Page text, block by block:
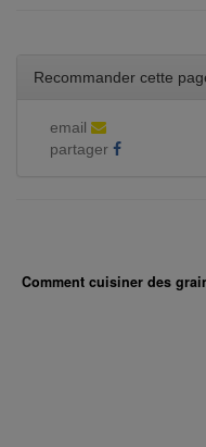
Recommander cette
email
partager
Comment cuisiner des